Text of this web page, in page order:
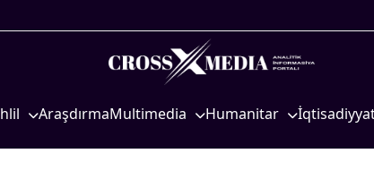
AraşdırmaMultimedia Humanitar